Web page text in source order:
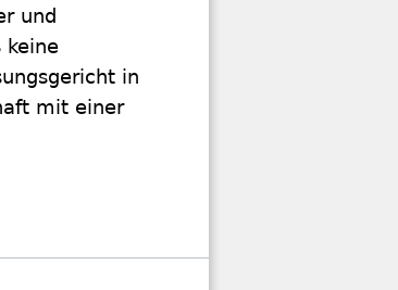
und
keine
in
mit einer